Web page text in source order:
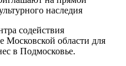
содействия
Московской области для
в Подмосковье.